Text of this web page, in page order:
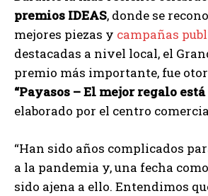
premios IDEAS, donde se
mejores piezas y campañas
destacadas a nivel local, el
premio más importante, fue
“Payasos – El mejor regalo
elaborado por el centro
“Han sido años complicados
a la pandemia y, una fecha
sido ajena a ello. Entendimos